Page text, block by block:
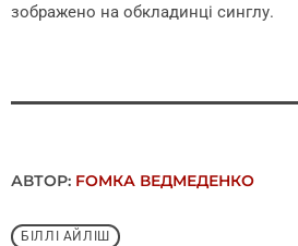
зображено на обкладинці синглу.
АВТОР: FОMКА ВЕДМЕДЕНКО
БІЛЛІ АЙЛІШ